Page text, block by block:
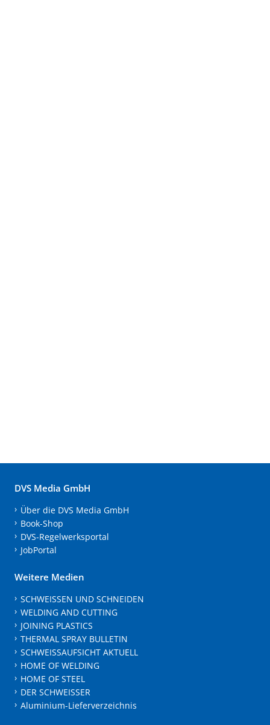
DVS Media GmbH
Über die DVS Media GmbH
Book-Shop
DVS-Regelwerksportal
JobPortal
Weitere Medien
SCHWEISSEN UND SCHNEIDEN
WELDING AND CUTTING
JOINING PLASTICS
THERMAL SPRAY BULLETIN
SCHWEISSAUFSICHT AKTUELL
HOME OF WELDING
HOME OF STEEL
DER SCHWEISSER
Aluminium-Lieferverzeichnis